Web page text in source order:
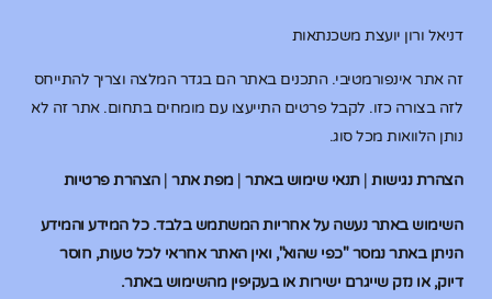
דניאל ורון יועצת משכנתאות
זה אתר אינפורמטיבי. התכנים באתר הם בגדר המלצה וצריך להתייחס
לזה בצורה כזו. לקבל פרטים התייעצו עם מומחים בתחום. אתר זה לא
נותן הלוואות מכל סוג.
הצהרת נגישות|תנאי שימוש באתר|מפת אתר|הצהרת פרטיות
השימוש באתר נעשה על אחריות המשתמש בלבד. כל המידע והמידע
הניתן באתר נמסר "כפי שהוא", ואין האתר אחראי לכל טעות, חוסר
דיוק, או נזק שייגרם ישירות או בעקיפין מהשימוש באתר.